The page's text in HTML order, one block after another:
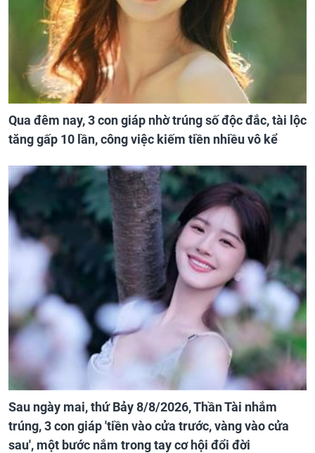
Qua đêm nay, 3 con giáp nhờ trúng số độc đắc, tài lộc
tăng gấp 10 lần, công việc kiếm tiền nhiều vô kể
Sau ngày mai, thứ Bảy 8/8/2026, Thần Tài nhắm
trúng, 3 con giáp 'tiền vào cửa trước, vàng vào cửa
sau', một bước nắm trong tay cơ hội đổi đời